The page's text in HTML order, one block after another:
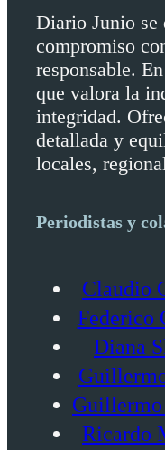
Diario Junio se
compromiso
responsable.
que valora la
integridad.
detallada y
locales,
Periodistas y
Claudio
Federico
Diana
Ricardo